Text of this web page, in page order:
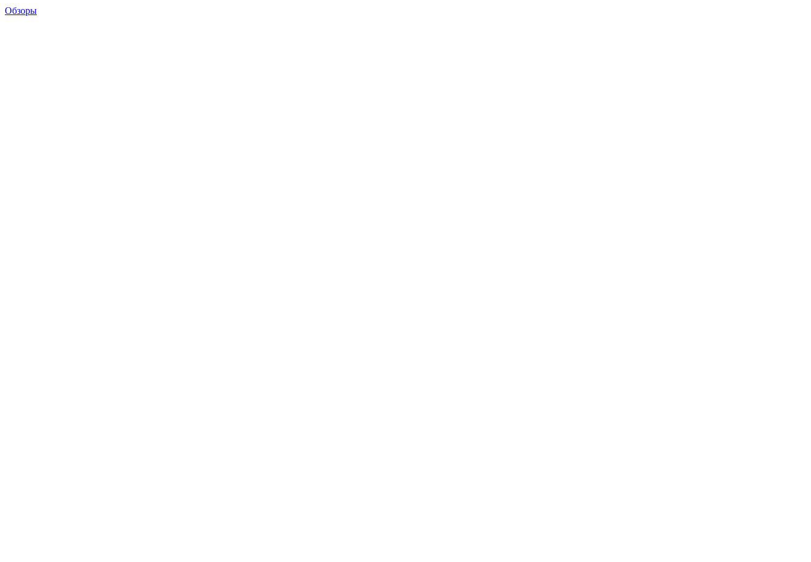
Обзоры